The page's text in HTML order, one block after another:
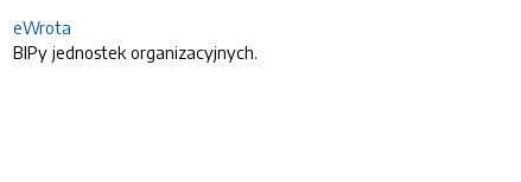
eWrota
BIPy jednostek organizacyjnych.